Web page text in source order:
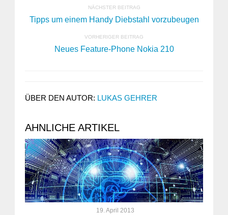
NÄCHSTER BEITRAG
Tipps um einem Handy Diebstahl vorzubeugen
VORHERIGER BEITRAG
Neues Feature-Phone Nokia 210
ÜBER DEN AUTOR: LUKAS GEHRER
AHNLICHE ARTIKEL
19. April 2013